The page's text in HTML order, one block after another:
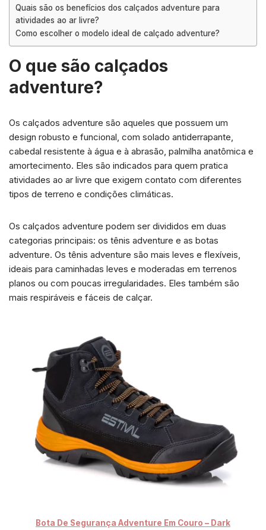
Quais são os benefícios dos calçados adventure para
atividades ao ar livre?
Como escolher o modelo ideal de calçado adventure?
O que são calçados
adventure?
Os calçados adventure são aqueles que possuem um
design robusto e funcional, com solado antiderrapante,
cabedal resistente à água e à abrasão, palmilha anatômica e
amortecimento. Eles são indicados para quem pratica
atividades ao ar livre que exigem contato com diferentes
tipos de terreno e condições climáticas.
Os calçados adventure podem ser divididos em duas
categorias principais: os tênis adventure e as botas
adventure. Os tênis adventure são mais leves e flexíveis,
ideais para caminhadas leves e moderadas em terrenos
planos ou com poucas irregularidades. Eles também são
mais respiráveis e fáceis de calçar.
Bota De Segurança Adventure Em Couro – Dark